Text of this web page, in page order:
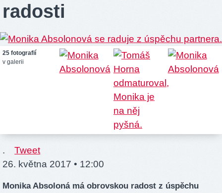
radosti
25 fotografií
v galerii
.
Tweet
26. května 2017 • 12:00
Monika Absoloná má obrovskou radost z úspěchu